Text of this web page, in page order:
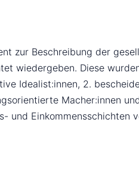
zur Beschreibung der
wiedergeben. Diese
Idealist:innen, 2.
Macher:innen
Einkommensschichten